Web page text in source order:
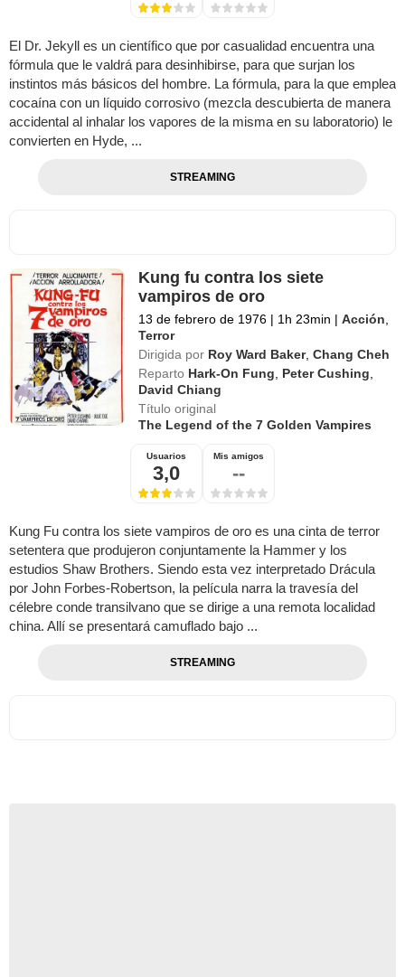
El Dr. Jekyll es un científico que por casualidad encuentra una
fórmula que le valdrá para desinhibirse, para que surjan los
instintos más básicos del hombre. La fórmula, para la que emplea
cocaína con un líquido corrosivo (mezcla descubierta de manera
accidental al inhalar los vapores de la misma en su laboratorio) le
convierten en Hyde, ...
STREAMING
Kung fu contra los siete
vampiros de oro
13 de febrero de 1976 | 1h 23min | Acción
Terror
Dirigida por Roy Ward Baker,Chang Cheh
Reparto Hark-On Fung Peter Cushing
David Chiang
Título original
The Legend of the 7 Golden Vampires
Usuarios
3,0
Mis amigos
--
Kung Fu contra los siete vampiros de oro es una cinta de terror
setentera que produjeron conjuntamente la Hammer y los
estudios Shaw Brothers. Siendo esta vez interpretado Drácula
por John Forbes-Robertson, la película narra la travesía del
célebre conde transilvano que se dirige a una remota localidad
china. Allí se presentará camuflado bajo ...
STREAMING